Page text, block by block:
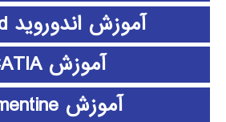
آموزش اندوروید android
آموزش CATIA
آموزش clementine